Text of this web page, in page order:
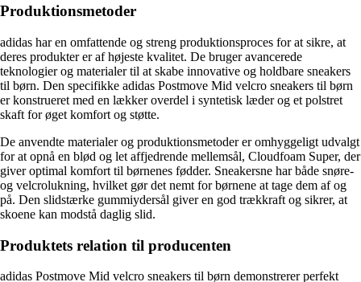
Produktionsmetoder
adidas har en omfattende og streng produktionsproces for at sikre, at
deres produkter er af højeste kvalitet. De bruger avancerede
teknologier og materialer til at skabe innovative og holdbare sneakers
til børn. Den specifikke adidas Postmove Mid velcro sneakers til børn
er konstrueret med en lækker overdel i syntetisk læder og et polstret
skaft for øget komfort og støtte.
De anvendte materialer og produktionsmetoder er omhyggeligt udvalgt
for at opnå en blød og let affjedrende mellemsål, Cloudfoam Super, der
giver optimal komfort til børnenes fødder. Sneakersne har både snøre-
og velcrolukning, hvilket gør det nemt for børnene at tage dem af og
på. Den slidstærke gummiydersål giver en god trækkraft og sikrer, at
skoene kan modstå daglig slid.
Produktets relation til producenten
adidas Postmove Mid velcro sneakers til børn demonstrerer perfekt